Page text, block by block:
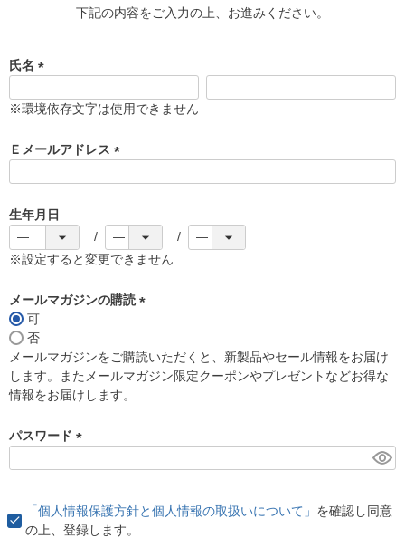
下記の内容をご入力の上、お進みください。
氏名
必
)
※環境依存文字は使用できません
Ｅメールアドレス
)
生年月日
※設定すると変更できません
メールマガジンの購読
須
)
可
否
メールマガジンをご購読いただくと、新製品やセール情報をお届け
します。またメールマガジン限定クーポンやプレゼントなどお得な
情報をお届けします。
パスワード
)
「個人情報保護方針と個人情報の取扱いについて」 を確認し同意
の上、登録します。